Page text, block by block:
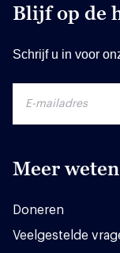
Blijf op de
Schrijf u in voor
Meer
Doneren
Veelgestelde